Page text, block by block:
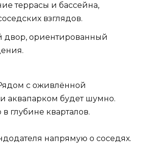
террасы и бассейна,
взглядов.
двор, ориентированный
с оживлённой
аквапарком будет шумно.
глубине кварталов.
напрямую о соседях.